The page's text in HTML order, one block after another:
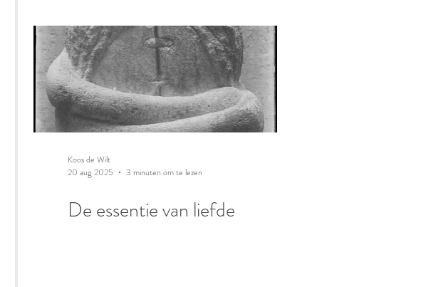
De essentie van liefde
Koos de Wilt
20 aug 2025
3 minuten om te lezen